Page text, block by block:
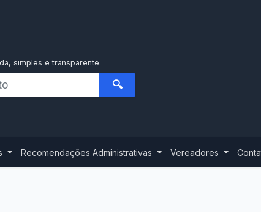
simples e transparente.
🔍
Recomendações Administrativas Vereadores